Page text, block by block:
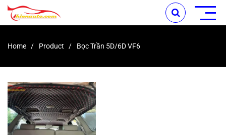
Home Product Bọc Trần 5D/6D VF6